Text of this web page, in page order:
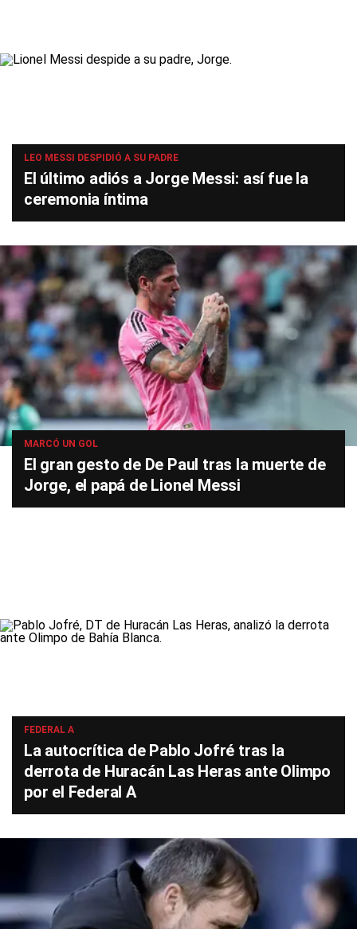
LEO MESSI DESPIDIÓ A SU PADRE
El último adiós a Jorge Messi: así fue la
ceremonia íntima
MARCÓ UN GOL
El gran gesto de De Paul tras la muerte de
Jorge, el papá de Lionel Messi
FEDERAL A
La autocrítica de Pablo Jofré tras la
derrota de Huracán Las Heras ante Olimpo
por el Federal A